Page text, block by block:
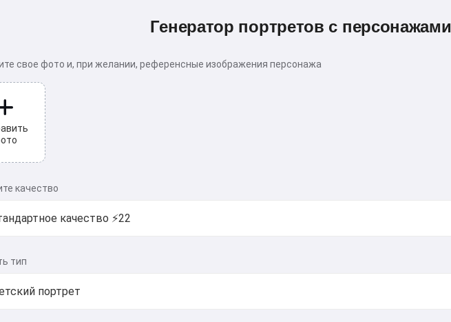
Генератор портретов с персонажами
свое фото и, при желании, референсные изображения персонажа
качество
тип